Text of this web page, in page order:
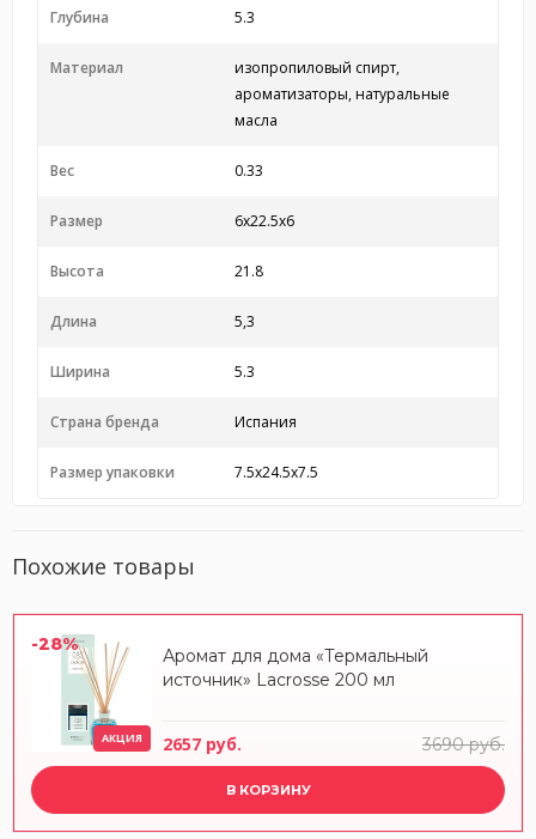
Глубина 5.3
Материал
изопропиловый спирт,
ароматизаторы, натуральные
масла
Вес 0.33
Размер 6x22.5x6
Высота 21.8
Длина 5,3
Ширина 5.3
Страна бренда Испания
Размер упаковки 7.5x24.5x7.5
Похожие товары
-28%
АКЦИЯ
Аромат для дома «Термальный
источник» Lacrosse 200 мл
2657 руб. 3690 руб.
В КОРЗИНУ